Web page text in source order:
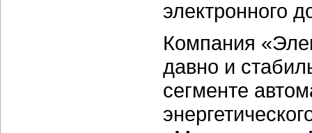
электронного
Компания
давно и
сегменте